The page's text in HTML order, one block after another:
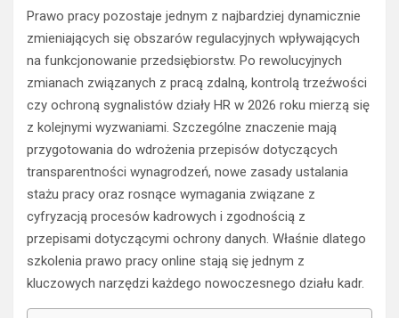
Prawo pracy pozostaje jednym z najbardziej dynamicznie
zmieniających się obszarów regulacyjnych wpływających
na funkcjonowanie przedsiębiorstw. Po rewolucyjnych
zmianach związanych z pracą zdalną, kontrolą trzeźwości
czy ochroną sygnalistów działy HR w 2026 roku mierzą się
z kolejnymi wyzwaniami. Szczególne znaczenie mają
przygotowania do wdrożenia przepisów dotyczących
transparentności wynagrodzeń, nowe zasady ustalania
stażu pracy oraz rosnące wymagania związane z
cyfryzacją procesów kadrowych i zgodnością z
przepisami dotyczącymi ochrony danych. Właśnie dlatego
szkolenia prawo pracy online stają się jednym z
kluczowych narzędzi każdego nowoczesnego działu kadr.